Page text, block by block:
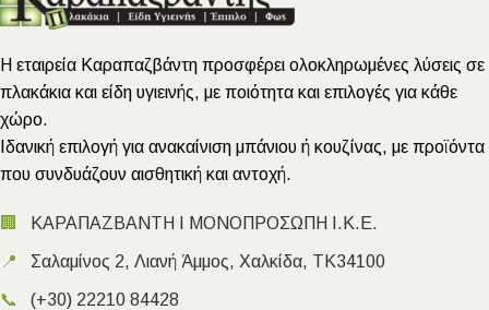
Η εταιρεία Καραπαζβάντη προσφέρει ολοκληρωμένες λύσεις σε
πλακάκια και είδη υγιεινής, με ποιότητα και επιλογές για κάθε
χώρο.
Ιδανική επιλογή για ανακαίνιση μπάνιου ή κουζίνας, με προϊόντα
που συνδυάζουν αισθητική και αντοχή.
🏢 ΚΑΡΑΠΑΖΒΑΝΤΗ Ι ΜΟΝΟΠΡΟΣΩΠΗ Ι.Κ.Ε.
📍 Σαλαμίνος 2, Λιανή Άμμος, Χαλκίδα, ΤΚ34100
📞 (+30) 22210 84428